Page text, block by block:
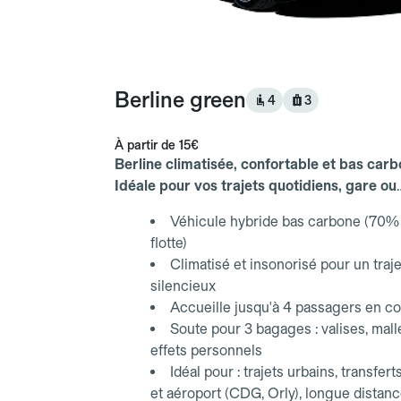
Berline green 4 3
À partir de 15€
Berline climatisée, confortable et bas
Idéale pour vos trajets quotidiens, gare ou
Véhicule hybride bas carbone
flotte)
Climatisé et insonorisé pour un
silencieux
Accueille jusqu'à 4 passagers en
Soute pour 3 bagages : valises,
effets personnels
Idéal pour : trajets urbains,
et aéroport (CDG, Orly), longue